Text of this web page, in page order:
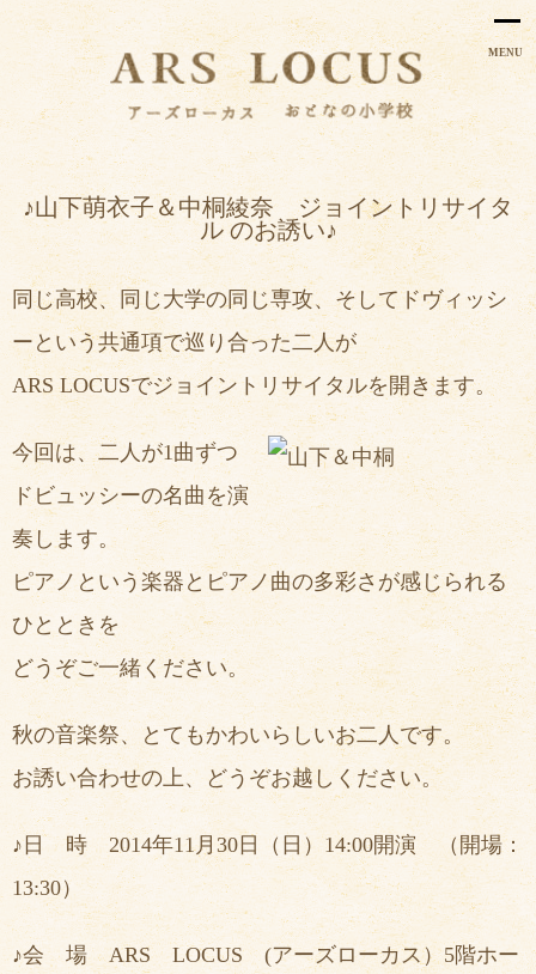
MENU
♪山下萌衣子＆中桐綾奈 ジョイントリサイタ
ル のお誘い♪
同じ高校、同じ大学の同じ専攻、そしてドヴィッシ
ーという共通項で巡り合った二人が
ARS LOCUSでジョイントリサイタルを開きます。
今回は、二人が1曲ずつ
ドビュッシーの名曲を演
奏します。
ピアノという楽器とピアノ曲の多彩さが感じられる
ひとときを
どうぞご一緒ください。
秋の音楽祭、とてもかわいらしいお二人です。
お誘い合わせの上、どうぞお越しください。
♪日 時 2014年11月30日（日）14:00開演 （開場：
13:30）
♪会 場 ARS LOCUS (アーズローカス）5階ホー